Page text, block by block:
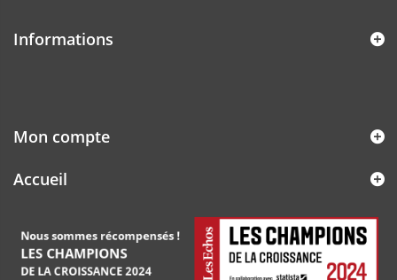
Informations
Mon compte
Accueil